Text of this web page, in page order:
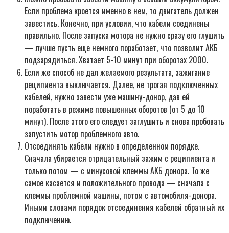
Если проблема кроется именно в нем, то двигатель должен
завестись. Конечно, при условии, что кабели соединены
правильно. После запуска мотора не нужно сразу его глушить
— лучше пусть еще немного поработает, что позволит АКБ
подзарядиться. Хватает 5-10 минут при оборотах 2000.
Если же способ не дал желаемого результата, зажигание
реципиента выключается. Далее, не трогая подключенных
кабелей, нужно завести уже машину-донор, дав ей
поработать в режиме повышенных оборотов (от 5 до 10
минут). После этого его следует заглушить и снова пробовать
запустить мотор проблемного авто.
Отсоединять кабели нужно в определенном порядке.
Сначала убирается отрицательный зажим с реципиента и
только потом — с минусовой клеммы АКБ донора. То же
самое касается и положительного провода — сначала с
клеммы проблемной машины, потом с автомобиля-донора.
Иными словами порядок отсоединения кабелей обратный их
подключению.